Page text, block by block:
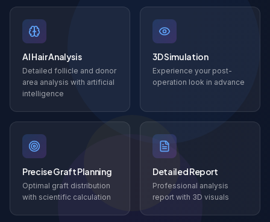
AI Hair Analysis
Detailed follicle and donor
area analysis with artificial
intelligence
3D Simulation
Experience your post-
operation look in advance
Precise Graft Planning
Optimal graft distribution
with scientific calculation
Detailed Report
Professional analysis
report with 3D visuals